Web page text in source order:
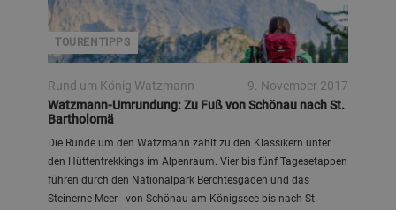
TOURENTIPPS
Rund um König Watzmann
9. November 2017
Watzmann-Umrundung: Zu Fuß von Schönau nach St.
Bartholomä
Die Runde um den Watzmann zählt zu den Klassikern unter
den Hüttentrekkings im Alpenraum. Vier bis fünf Tagesetappen
führen durch den Nationalpark Berchtesgaden und das
Steinerne Meer - von Schönau am Königssee bis nach St.